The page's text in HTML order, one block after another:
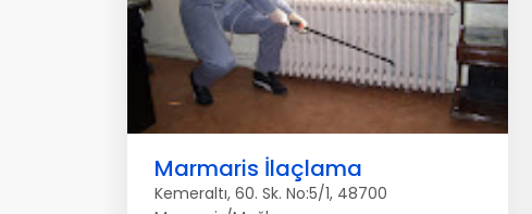
Marmaris İlaçlama
Kemeraltı, 60. Sk. No:5/1, 48700